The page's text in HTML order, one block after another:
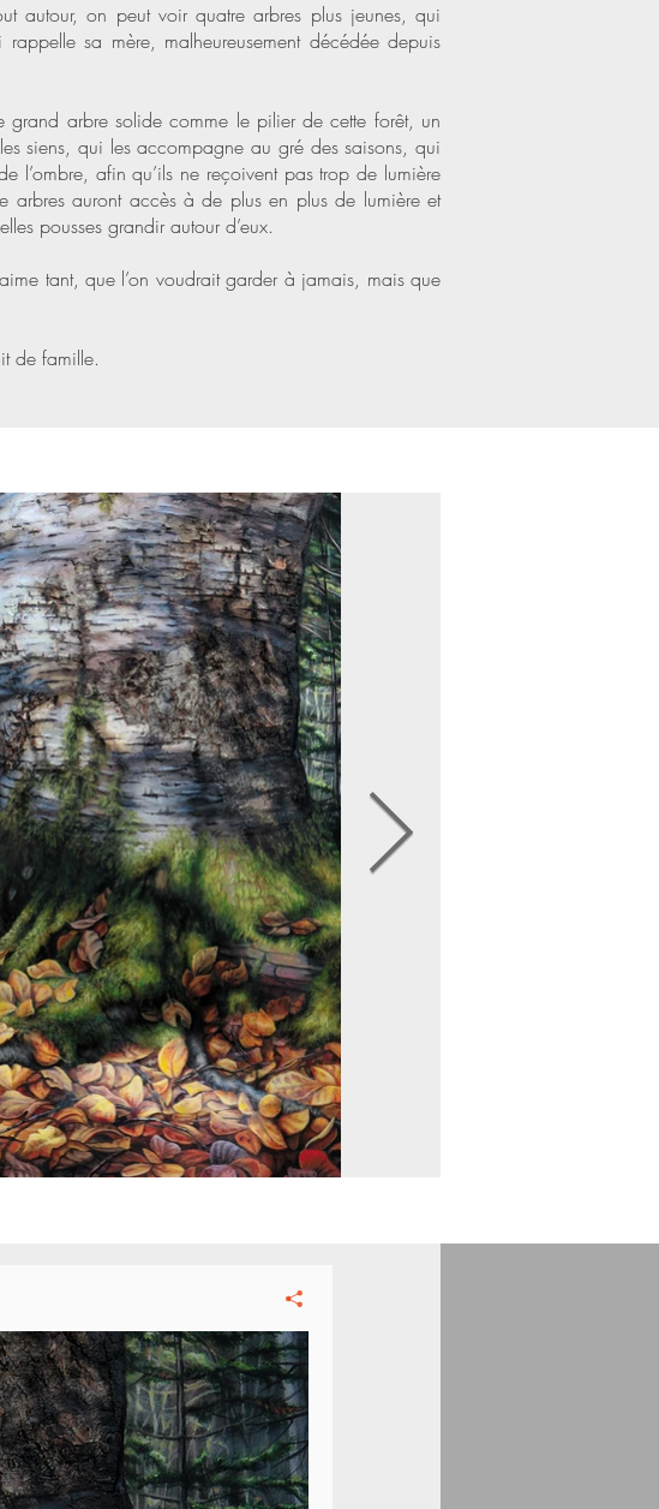
autour, on peut voir quatre arbres plus jeunes, qui
sa mère, malheureusement décédée depuis
grand arbre solide comme le pilier de cette forêt, un
siens, qui les accompagne au gré des saisons, qui
l’ombre, afin qu’ils ne reçoivent pas trop de lumière
arbres auront accès à de plus en plus de lumière et
pousses grandir autour d’eux.
tant, que l’on voudrait garder à jamais, mais que
de famille.